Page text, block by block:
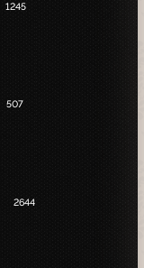
1245
507
2644